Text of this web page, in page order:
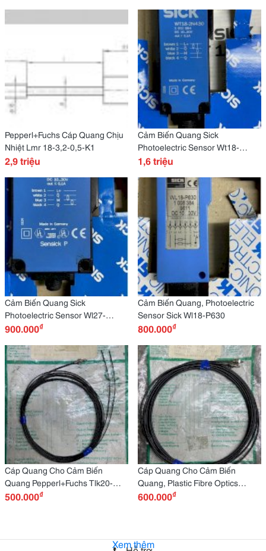
Pepperl+Fuchs Cáp Quang Chịu
Nhiệt Lmr 18-3,2-0,5-K1
2,9 triệu
Cảm Biến Quang Sick
Photoelectric Sensor Wt18-
2N430
1,6 triệu
Cảm Biến Quang Sick
Photoelectric Sensor Wl27-
2F450
900.000₫
Cảm Biến Quang, Photoelectric
Sensor Sick Wl18-P630
800.000₫
Cáp Quang Cho Cảm Biến
Quang Pepperl+Fuchs Tlk20-
K61-P2K, Plastic Fibre Optics
500.000₫
Cáp Quang Cho Cảm Biến
Quang, Plastic Fibre Optics
Cable, Through Beam
600.000₫
Xem thêm